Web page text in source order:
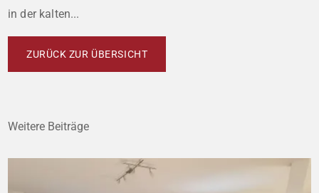
in der kalten...
ZURÜCK ZUR ÜBERSICHT
Weitere Beiträge